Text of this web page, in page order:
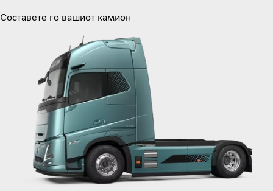
Составете го вашиот камион